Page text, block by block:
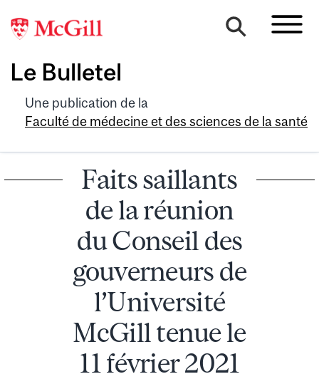
Le Bulletel
Une publication de la
Faculté de médecine et des sciences de la santé
Faits saillants
de la réunion
du Conseil des
gouverneurs de
l’Université
McGill tenue le
11 février 2021